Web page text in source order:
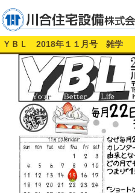
ＹＢＬ 2018年１１月号 雑学